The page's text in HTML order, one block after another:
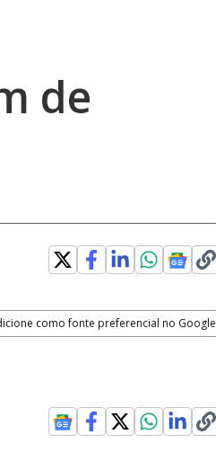
de
como fonte preferencial no Google